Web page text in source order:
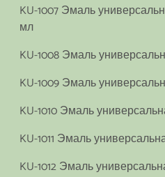
KU-1007 Эмаль
мл
KU-1008 Эмаль
KU-1009 Эмаль
KU-1010 Эмаль
KU-1011 Эмаль
KU-1012 Эмаль